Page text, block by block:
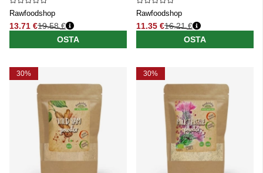
Rawfoodshop
13.71 €
Normaali hinta
19.58 €
OSTA
Rawfoodshop
11.35 €
Normaali hinta
16.21 €
OSTA
30% 30%